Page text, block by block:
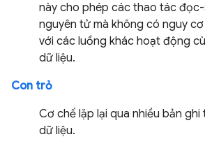
này cho phép các thao tác
nguyên tử mà không có nguy
với các luồng khác hoạt động
dữ liệu.
Con trỏ
Cơ chế lặp lại qua nhiều bản
dữ liệu.